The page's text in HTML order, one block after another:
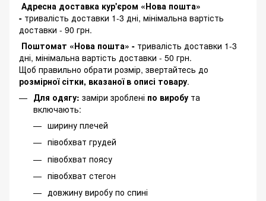
Адресна доставка кур'єром «Нова пошта»
- тривалість доставки 1-3 дні, мінімальна вартість
доставки - 90 грн.
Поштомат «Нова пошта» - тривалість доставки 1-3
дні, мінімальна вартість доставки - 50 грн.
Щоб правильно обрати розмір, звертайтесь до
розмірної сітки, вказаної в описі товару.
Для одягу: заміри зроблені по виробу та
включають:
ширину плечей
півобхват грудей
півобхват поясу
півобхват стегон
довжину виробу по спині